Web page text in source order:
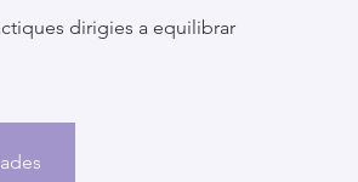
dirigies a equilibrar